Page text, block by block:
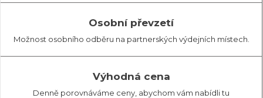
Osobní převzetí
Možnost osobního odběru na partnerských výdejních místech.
Výhodná cena
Denně porovnáváme ceny, abychom vám nabídli tu